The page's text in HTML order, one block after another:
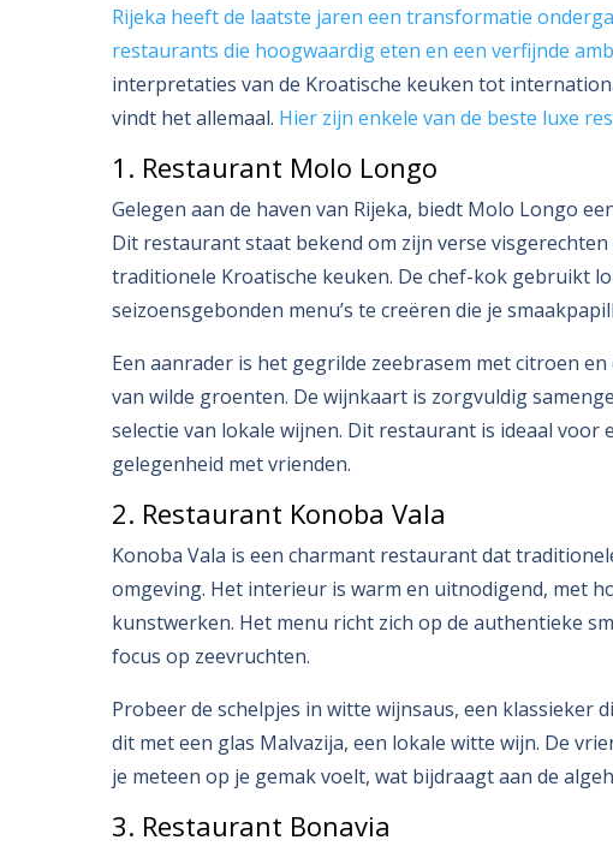
Rijeka heeft de laatste jaren een transformatie
restaurants die hoogwaardig eten en een verfijnde
interpretaties van de Kroatische keuken tot
vindt het allemaal. Hier zijn enkele van de beste luxe
1. Restaurant Molo Longo
Gelegen aan de haven van Rijeka, biedt Molo Longo
Dit restaurant staat bekend om zijn verse
traditionele Kroatische keuken. De chef-kok gebruikt
seizoensgebonden menu’s te creëren die je
Een aanrader is het gegrilde zeebrasem met citroen
van wilde groenten. De wijnkaart is zorgvuldig
selectie van lokale wijnen. Dit restaurant is ideaal voor
gelegenheid met vrienden.
2. Restaurant Konoba Vala
Konoba Vala is een charmant restaurant dat
omgeving. Het interieur is warm en uitnodigend, met
kunstwerken. Het menu richt zich op de authentieke
focus op zeevruchten.
Probeer de schelpjes in witte wijnsaus, een klassieker
dit met een glas Malvazija, een lokale witte wijn. De
je meteen op je gemak voelt, wat bijdraagt aan de
3. Restaurant Bonavia